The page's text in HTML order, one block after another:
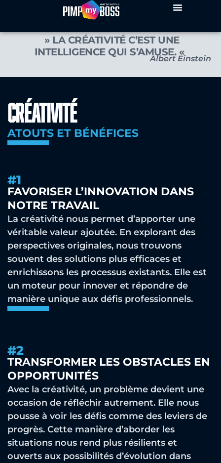
» LA CRÉATIVITÉ C’EST UNE
INTELLIGENCE QUI S’AMUSE. «
Albert Einstein
Créativité
ATOUTS ET BÉNÉFICES
#1
FAVORISER L’INNOVATION DANS
NOTRE TRAVAIL
La créativité nous permet d’apporter une
véritable valeur ajoutée. En explorant des
perspectives originales, nous trouvons
souvent des solutions plus efficaces et
enrichissons les processus existants. Elle est
un moteur pour innover et répondre de
manière unique aux défis professionnels.
#2
TRANSFORMER LES OBSTACLES EN
OPPORTUNITÉS
Avec la créativité, un problème devient une
occasion de réfléchir autrement. Elle nous
pousse à voir les défis comme des leviers de
progrès. Cette manière d’aborder les
situations nous rend plus résilients et
ouverts aux possibilités d’évolution dans